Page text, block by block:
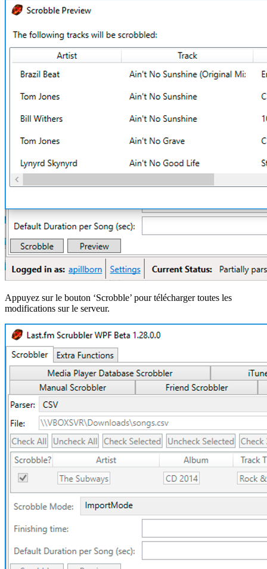
Appuyez sur le bouton ‘Scrobble’ pour télécharger toutes les
modifications sur le serveur.